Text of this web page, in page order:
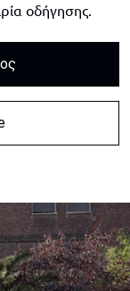
οδήγησης.